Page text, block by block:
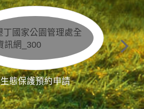
生態保護預約申請